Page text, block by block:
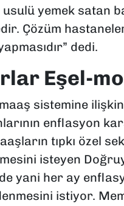
yemek satan
Çözüm
dedi.
Eşel-
sistemine
enflasyon
tıpkı özel
isteyen
yani her ay
istiyor.